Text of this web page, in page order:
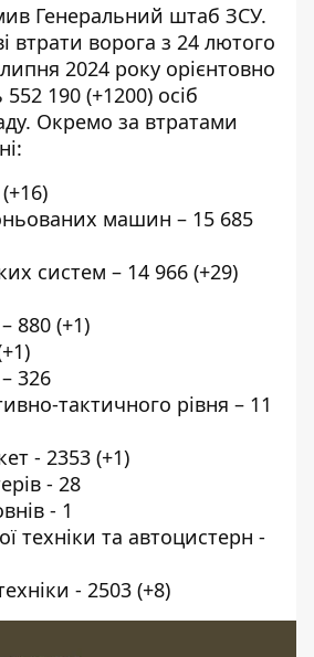
Генеральний штаб ЗСУ.
втрати ворога з 24 лютого
2024 року орієнтовно
190 (+1200) осіб
Окремо за втратами
машин – 15 685
систем – 14 966 (+29)
880 (+1)
326
тактичного рівня – 11
- 2353 (+1)
- 28
- 1
техніки та автоцистерн -
- 2503 (+8)